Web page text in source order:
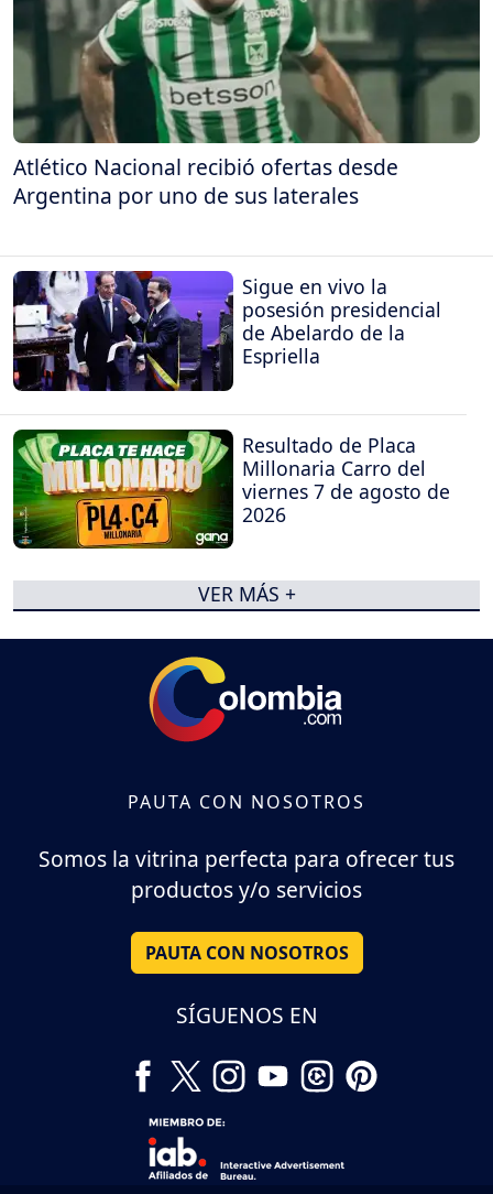
Atlético Nacional recibió ofertas desde
Argentina por uno de sus laterales
Sigue en vivo la
posesión presidencial
de Abelardo de la
Espriella
Resultado de Placa
Millonaria Carro del
viernes 7 de agosto de
2026
VER MÁS +
PAUTA CON NOSOTROS
Somos la vitrina perfecta para ofrecer tus
productos y/o servicios
PAUTA CON NOSOTROS
SÍGUENOS EN